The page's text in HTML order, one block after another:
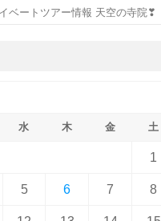
ベートツアー情報 天空の寺院❣
水 木 金 土
1
5 6 7 8